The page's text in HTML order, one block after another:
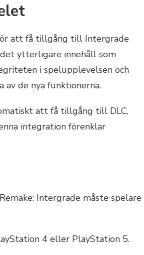
att få tillgång till Intergrade
det ytterligare innehåll som
i spelupplevelsen och
de nya funktionerna.
att få tillgång till DLC,
integration förenklar
Intergrade måste spelare
4 eller PlayStation 5.